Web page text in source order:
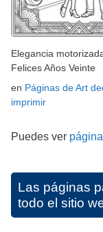
Elegancia
Felices Años Veinte
en Páginas de Art
imprimir
Puedes ver
Las páginas
todo el sitio